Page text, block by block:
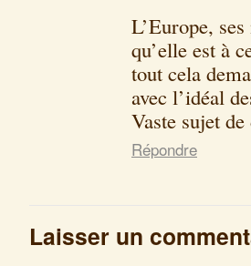
L’Europe,
qu’elle est à
tout cela
avec l’idéal
Vaste sujet
Répondre
Laisser un